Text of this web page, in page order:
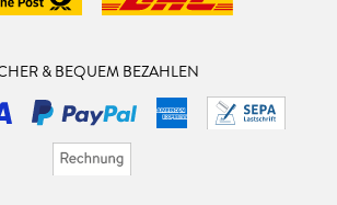
& BEQUEM BEZAHLEN